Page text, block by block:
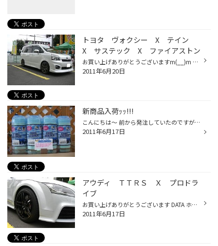
トヨタ ヴォクシー X テイン
X サステック X ファイアストン
お買い上げありがとうございますm(__)m DATA 足回り：テイン ストリートベイシス タワーバー：サステック ストラットタワーバー タイヤ：ファイアストン ワイドオーバル サイズ：225/45R18 XL アライメント調整 ホワイトボディにワークエモーションXT7のマットチタンをチョイス☆★ 逆に目立ちます...
2011年6月20日
新商品入荷ｯｯ!!!
こんにちは～ 前から発注していたのですが・・・ 欠品中(*´～｀)という事で・・・ なかなか入荷出来なかった商品・・・ 『クールキーパー』 入荷致しましたっ(´∀｀)v この夏、お役に立つ事間違いなしｯｯ☆ あとは・・・インセンススティック♪ パッケージが可愛くてﾌﾟﾚｾﾞﾝﾄとしても とってもｵｽｽﾒで～す...
2011年6月17日
アウディ ＴＴＲＳ Ｘ プロドラ
イブ
お買い上げありがとうございます DATA ホイール：プロドライブ ＧＣ－０５Ｋ サイズ：19X9.0 MB レイズ フォーミュラボルト ホイール交換させていただきました！！ ツインの５本スポークで、キャリパー、ローターが強調 されカッコいいですね(>_
2011年6月17日